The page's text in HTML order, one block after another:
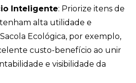
Inteligente: Priorize itens de
alta utilidade e
Ecológica, por exemplo,
custo-benefício ao unir
e visibilidade da